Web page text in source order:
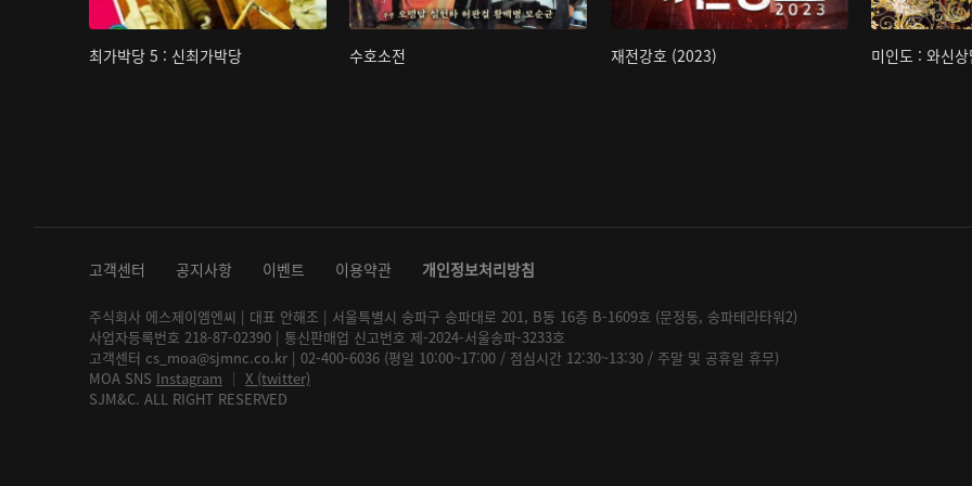
최가박당 5 : 신최가박당 수호소전 재전강호 (2023) 미인도 : 와신
고객센터 공지사항 이벤트 이용약관 개인정보처리방침
주식회사 에스제이엠엔씨 | 대표 안해조 | 서울특별시 송파구 송파대로 201, B동 16층 B-1609호 (문정동, 송파테라타워2)
사업자등록번호 218-87-02390 | 통신판매업 신고번호 제-2024-서울송파-3233호
고객센터 cs_moa@sjmnc.co.kr | 02-400-6036 (평일 10:00~17:00 / 점심시간 12:30~13:30 / 주말 및 공휴일 휴무)
MOA SNS Instagram │ X (twitter)
SJM&C. ALL RIGHT RESERVED